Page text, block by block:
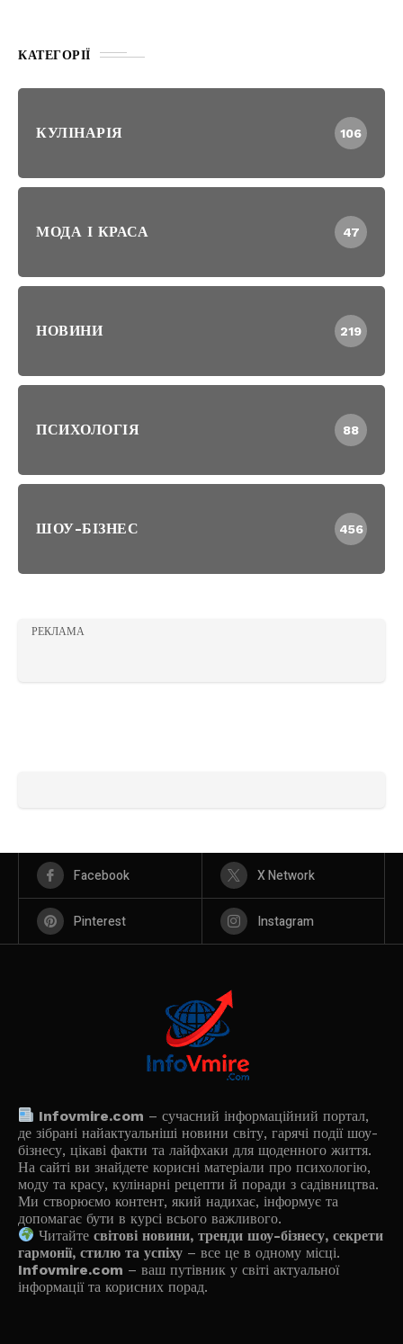
КАТЕГОРІЇ
КУЛІНАРІЯ 106
МОДА І КРАСА 47
НОВИНИ 219
ПСИХОЛОГІЯ 88
ШОУ-БІЗНЕС 456
РЕКЛАМА
Facebook X Network
Pinterest Instagram
Infovmire.com – сучасний інформаційний портал,
де зібрані найактуальніші новини світу, гарячі події шоу-
бізнесу, цікаві факти та лайфхаки для щоденного життя.
На сайті ви знайдете корисні матеріали про психологію,
моду та красу, кулінарні рецепти й поради з садівництва.
Ми створюємо контент, який надихає, інформує та
допомагає бути в курсі всього важливого.
Читайтесвітові новини, тренди шоу-бізнесу, секрети
гармонії, стилю та успіху – все це в одному місці.
Infovmire.com – ваш путівник у світі актуальної
інформації та корисних порад.